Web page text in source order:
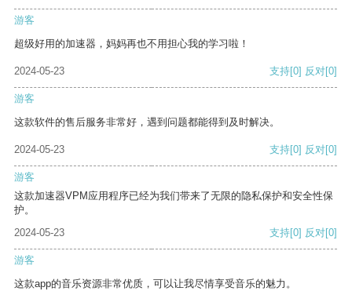
游客
超级好用的加速器，妈妈再也不用担心我的学习啦！
2024-05-23 支持[0] 反对[0]
游客
这款软件的售后服务非常好，遇到问题都能得到及时解决。
2024-05-23 支持[0] 反对[0]
游客
这款加速器VPM应用程序已经为我们带来了无限的隐私保护和安全性保
护。
2024-05-23
支持[0] 反对[0]
游客
这款app的音乐资源非常优质，可以让我尽情享受音乐的魅力。